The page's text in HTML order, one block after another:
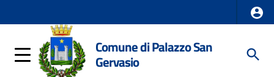
Comune di Palazzo San
Gervasio